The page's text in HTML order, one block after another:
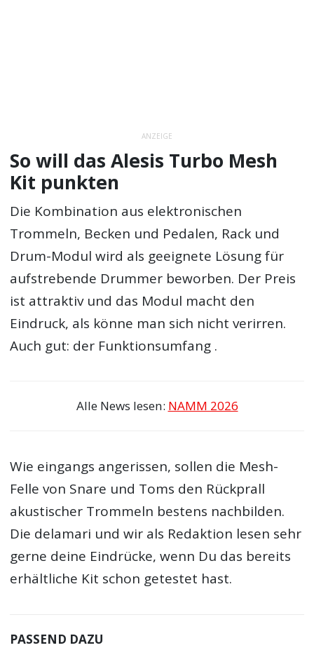
ANZEIGE
So will das Alesis Turbo Mesh
Kit punkten
Die Kombination aus elektronischen
Trommeln, Becken und Pedalen, Rack und
Drum-Modul wird als geeignete Lösung für
aufstrebende Drummer beworben. Der Preis
ist attraktiv und das Modul macht den
Eindruck, als könne man sich nicht verirren.
Auch gut: der Funktionsumfang .
Alle News lesen: NAMM 2026
Wie eingangs angerissen, sollen die Mesh-
Felle von Snare und Toms den Rückprall
akustischer Trommeln bestens nachbilden.
Die delamari und wir als Redaktion lesen sehr
gerne deine Eindrücke, wenn Du das bereits
erhältliche Kit schon getestet hast.
PASSEND DAZU